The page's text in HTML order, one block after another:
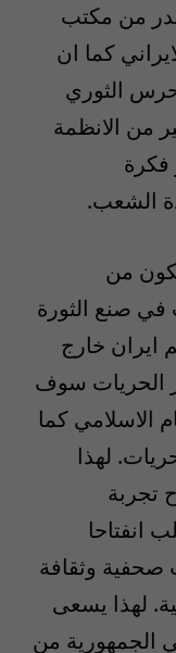
من مكتب
كما ان
الثوري
من الانظمة
فكرة
الشعب.
من
صنع الثورة
خارج
الحريات سوف
كما
لهذا
تجربة
انفتاحا
صحفية وثقافة
لهذا يسعى
الجمهورية من